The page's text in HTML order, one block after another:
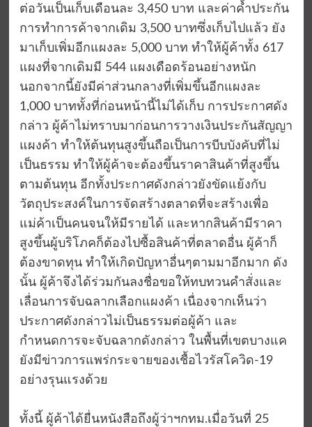
ต่อวันเป็นเก็บเดือนละ 3,450 บาท และค่าค้ำประกัน
การทำการค้าจากเดิม 3,500 บาทซึ่งเก็บไปแล้ว ยัง
มาเก็บเพิ่มอีกแผงละ 5,000 บาท ทำให้ผู้ค้าทั้ง 617
แผงที่จากเดิมมี 544 แผงเดือดร้อนอย่างหนัก
นอกจากนี้ยังมีค่าส่วนกลางที่เพิ่มขึ้นอีกแผงละ
1,000 บาททั้งที่ก่อนหน้านี้ไม่ได้เก็บ การประกาศดัง
กล่าว ผู้ค้าไม่ทราบมาก่อนการวางเงินประกันสัญญา
แผงค้า ทำให้ต้นทุนสูงขึ้นถือเป็นการบีบบังคับที่ไม่
เป็นธรรม ทำให้ผู้ค้าจะต้องขึ้นราคาสินค้าที่สูงขึ้น
ตามต้นทุน อีกทั้งประกาศดังกล่าวยังขัดแย้งกับ
วัตถุประสงค์ในการจัดสร้างตลาดที่จะสร้างเพื่อ
แม่ค้าเป็นคนจนให้มีรายได้ และหากสินค้ามีราคา
สูงขึ้นผู้บริโภคก็ต้องไปซื้อสินค้าที่ตลาดอื่น ผู้ค้าก็
ต้องขาดทุน ทำให้เกิดปัญหาอื่นๆตามมาอีกมาก ดัง
นั้น ผู้ค้าจึงได้ร่วมกันลงชื่อขอให้ทบทวนคำสั่งและ
เลื่อนการจับฉลากเลือกแผงค้า เนื่องจากเห็นว่า
ประกาศดังกล่าวไม่เป็นธรรมต่อผู้ค้า และ
กำหนดการจะจับฉลากดังกล่าว ในพื้นที่เขตบางแค
ยังมีข่าวการแพร่กระจายของเชื้อไวรัสโควิด-19
อย่างรุนแรงด้วย
ทั้งนี้ ผู้ค้าได้ยื่นหนังสือถึงผู้ว่าฯกทม.เมื่อวันที่ 25